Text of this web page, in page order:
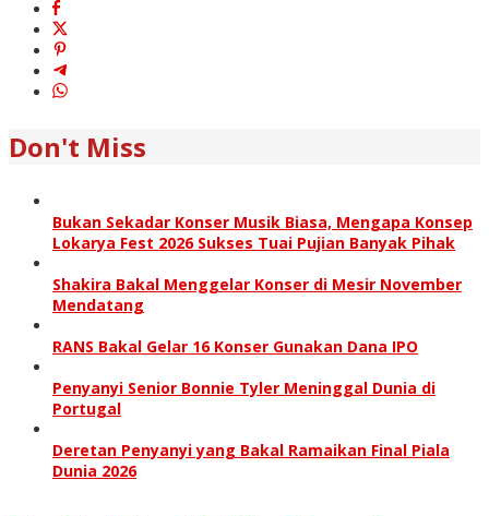
Don't Miss
Bukan Sekadar Konser Musik Biasa, Mengapa Konsep
Lokarya Fest 2026 Sukses Tuai Pujian Banyak Pihak
Shakira Bakal Menggelar Konser di Mesir November
Mendatang
RANS Bakal Gelar 16 Konser Gunakan Dana IPO
Penyanyi Senior Bonnie Tyler Meninggal Dunia di
Portugal
Deretan Penyanyi yang Bakal Ramaikan Final Piala
Dunia 2026